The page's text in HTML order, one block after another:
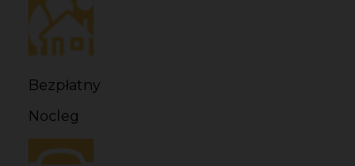
Bezpłatny
Nocleg